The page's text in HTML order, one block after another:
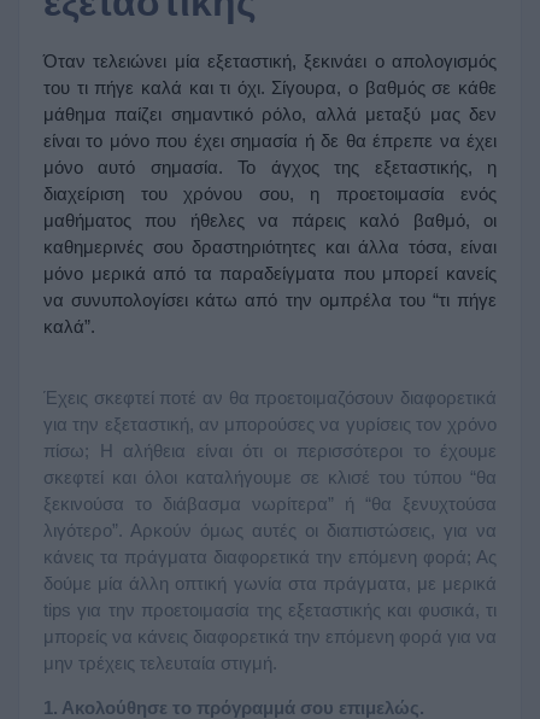
Όταν τελειώνει μία εξεταστική, ξεκινάει ο απολογισμός
του τι πήγε καλά και τι όχι. Σίγουρα, ο βαθμός σε κάθε
μάθημα παίζει σημαντικό ρόλο, αλλά μεταξύ μας δεν
είναι το μόνο που έχει σημασία ή δε θα έπρεπε να έχει
μόνο αυτό σημασία. Το άγχος της εξεταστικής, η
διαχείριση του χρόνου σου, η προετοιμασία ενός
μαθήματος που ήθελες να πάρεις καλό βαθμό, οι
καθημερινές σου δραστηριότητες και άλλα τόσα, είναι
μόνο μερικά από τα παραδείγματα που μπορεί κανείς
να συνυπολογίσει κάτω από την ομπρέλα του “τι πήγε
καλά”.
Έχεις σκεφτεί ποτέ αν θα προετοιμαζόσουν διαφορετικά
για την εξεταστική, αν μπορούσες να γυρίσεις τον χρόνο
πίσω; Η αλήθεια είναι ότι οι περισσότεροι το έχουμε
σκεφτεί και όλοι καταλήγουμε σε κλισέ του τύπου “θα
ξεκινούσα το διάβασμα νωρίτερα” ή “θα ξενυχτούσα
λιγότερο”. Αρκούν όμως αυτές οι διαπιστώσεις, για να
κάνεις τα πράγματα διαφορετικά την επόμενη φορά; Ας
δούμε μία άλλη οπτική γωνία στα πράγματα, με μερικά
tips για την προετοιμασία της εξεταστικής και φυσικά, τι
μπορείς να κάνεις διαφορετικά την επόμενη φορά για να
μην τρέχεις τελευταία στιγμή.
1. Ακολούθησε το πρόγραμμά σου επιμελώς.